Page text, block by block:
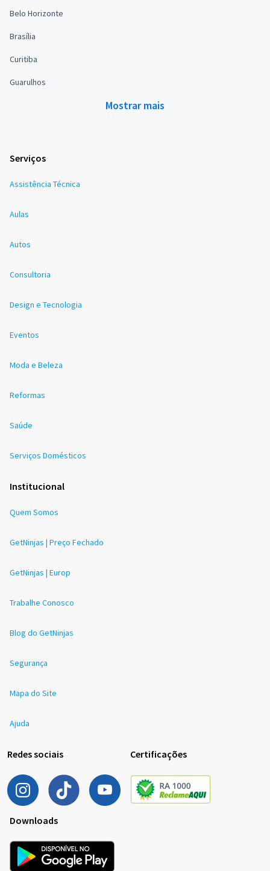
Belo Horizonte
Brasília
Curitiba
Guarulhos
Mostrar mais
Serviços
Assistência Técnica
Aulas
Autos
Consultoria
Design e Tecnologia
Eventos
Moda e Beleza
Reformas
Saúde
Serviços Domésticos
Institucional
Quem Somos
GetNinjas | Preço Fechado
GetNinjas | Europ
Trabalhe Conosco
Blog do GetNinjas
Segurança
Mapa do Site
Ajuda
Redes sociais Certificações
Downloads